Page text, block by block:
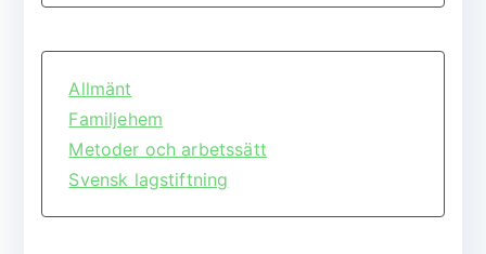
Allmänt
Familjehem
Metoder och arbetssätt
Svensk lagstiftning